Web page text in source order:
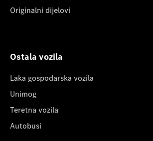
Originalni dijelovi
Ostala vozila
Laka gospodarska vozila
Unimog
Teretna vozila
Autobusi